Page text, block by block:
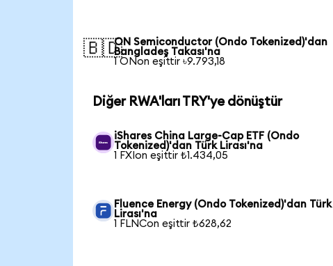
🇧🇩ON Semiconductor (Ondo Tokenized)'dan
Bangladeş Takası'na
1 ONon eşittir ৳9.793,18
Diğer RWA'ları TRY'ye dönüştür
iShares China Large-Cap ETF (Ondo
Tokenized)'dan Türk Lirası'na
1 FXIon eşittir ₺1.434,05
Fluence Energy (Ondo Tokenized)'dan Türk
Lirası'na
1 FLNCon eşittir ₺628,62